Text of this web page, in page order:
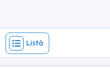
Listă